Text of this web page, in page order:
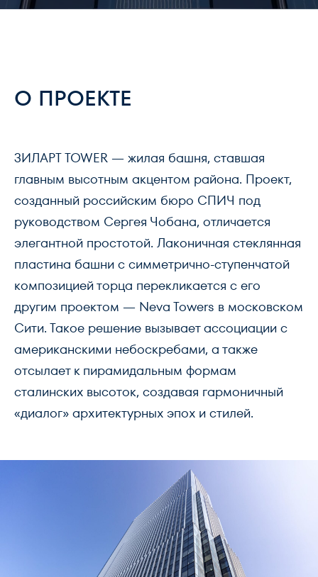
О ПРОЕКТЕ
ЗИЛАРТ TOWER — жилая башня, ставшая
главным высотным акцентом района. Проект,
созданный российским бюро СПИЧ под
руководством Сергея Чобана, отличается
элегантной простотой. Лаконичная стеклянная
пластина башни с симметрично-ступенчатой
композицией торца перекликается с его
другим проектом — Neva Towers в московском
Сити. Такое решение вызывает ассоциации с
американскими небоскребами, а также
отсылает к пирамидальным формам
сталинских высоток, создавая гармоничный
«диалог» архитектурных эпох и стилей.